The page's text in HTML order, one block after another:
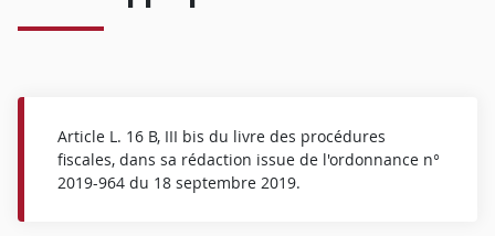
Article L. 16 B, III bis du livre des procédures
fiscales, dans sa rédaction issue de l'ordonnance n°
2019-964 du 18 septembre 2019.